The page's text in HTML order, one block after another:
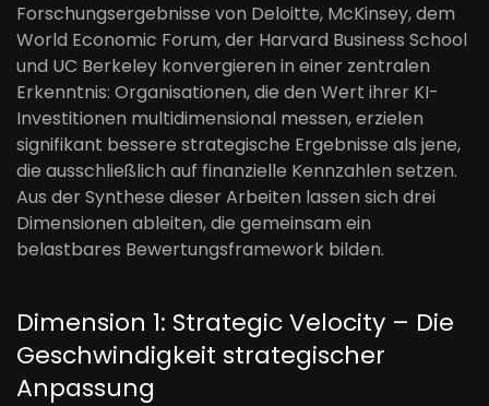
Forschungsergebnisse von Deloitte, McKinsey, dem
World Economic Forum, der Harvard Business School
und UC Berkeley konvergieren in einer zentralen
Erkenntnis: Organisationen, die den Wert ihrer KI-
Investitionen multidimensional messen, erzielen
signifikant bessere strategische Ergebnisse als jene,
die ausschließlich auf finanzielle Kennzahlen setzen.
Aus der Synthese dieser Arbeiten lassen sich drei
Dimensionen ableiten, die gemeinsam ein
belastbares Bewertungsframework bilden.
Dimension 1: Strategic Velocity – Die
Geschwindigkeit strategischer
Anpassung